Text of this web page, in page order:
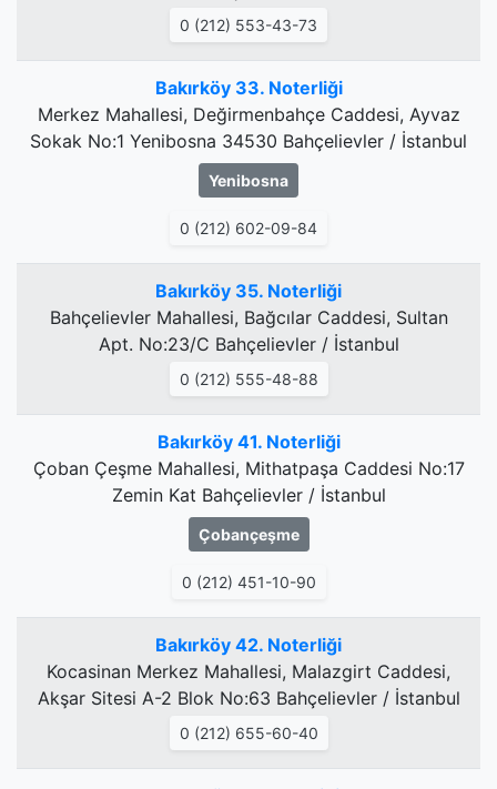
0 (212) 553-43-73
Bakırköy 33. Noterliği
Merkez Mahallesi, Değirmenbahçe Caddesi, Ayvaz
Sokak No:1 Yenibosna 34530 Bahçelievler / İstanbul
Yenibosna
0 (212) 602-09-84
Bakırköy 35. Noterliği
Bahçelievler Mahallesi, Bağcılar Caddesi, Sultan
Apt. No:23/C Bahçelievler / İstanbul
0 (212) 555-48-88
Bakırköy 41. Noterliği
Çoban Çeşme Mahallesi, Mithatpaşa Caddesi No:17
Zemin Kat Bahçelievler / İstanbul
Çobançeşme
0 (212) 451-10-90
Bakırköy 42. Noterliği
Kocasinan Merkez Mahallesi, Malazgirt Caddesi,
Akşar Sitesi A-2 Blok No:63 Bahçelievler / İstanbul
0 (212) 655-60-40